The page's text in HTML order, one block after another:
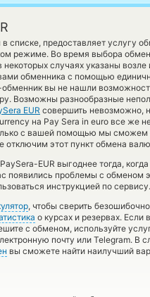
списке, предоставляет услугу
режиме. Во время выбора
случаях указаны возле
обменника с помощью
вы не нашли
Возможны разнообразные
EUR совершить невозможно,
на Pay Sera in euro все же
с вашей помощью мы сможем
этот пункт обмена
PaySera-EUR выгоднее тогда,
появились проблемы с обменом
инструкцией по сервису.
, чтобы сверить
о курсах и резервах.
с обменом, используйте
почту или Telegram. В
вы сможете найти наилучший